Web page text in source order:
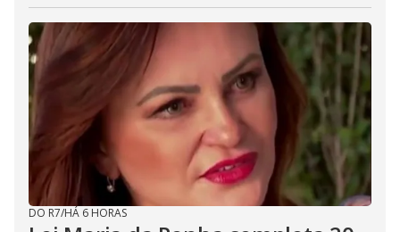
DO R7/HÁ 6 HORAS